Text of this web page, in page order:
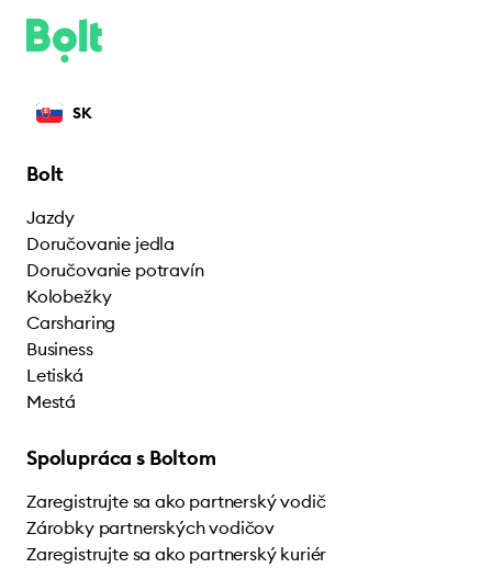
SK
Bolt
Jazdy
Doručovanie jedla
Doručovanie potravín
Kolobežky
Carsharing
Business
Letiská
Mestá
Spolupráca s Boltom
Zaregistrujte sa ako partnerský vodič
Zárobky partnerských vodičov
Zaregistrujte sa ako partnerský kuriér